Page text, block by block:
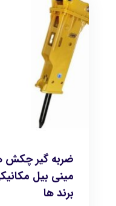
ضربه گیر چکش
مینی بیل
برند ها